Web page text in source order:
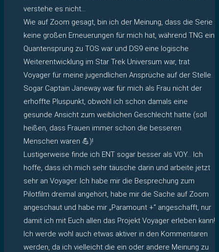
verstehe es nicht…
Wie auf Zoom gesagt, bin ich der Meinung, dass die Serie
keine großen Erneuerungen für mich hat, während TNG ein
Quantensprung zu TOS war und DS9 eine logische
Weiterentwicklung im Star Trek Universum war, trat
Voyager für meine jugendlichen Ansprüche auf der Stelle.
Sogar Captain Janeway war für mich als Frau nicht der
erhoffte Pluspunkt, obwohl ich schon damals eine
gesunde Ansicht zum weiblichen Geschlecht hatte (soll
heißen, dass Frauen immer schon die besseren
Menschen waren 💪)!
Lustigerweise finde ich ENT sogar besser als VOY… Ich
hoffe, dass ich mich sehr täusche darin und arbeite jetzt
sehr an Voyager. Ich habe mir die Besprechung zum
Pilotfilm dreimal angehört, habe mir die Sache auf Zoom
angeschaut und habe mir „Paramount +“ angeschafft, nur
damit ich mit Euch allen das Projekt Voyager erleben kann!
Ich werde wohl auch etwas aktiver in den Kommentaren
werden, da ich vielleicht die ein oder andere Meinung zu